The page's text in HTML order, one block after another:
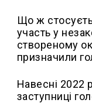
Що ж
участь у
створеному
призначили
Навесні 2022
заступниці